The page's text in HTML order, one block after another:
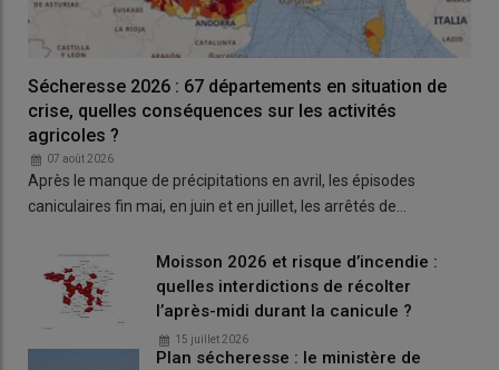
Sécheresse 2026 : 67 départements en situation de
crise, quelles conséquences sur les activités
agricoles ?
07 août 2026
Après le manque de précipitations en avril, les épisodes
caniculaires fin mai, en juin et en juillet, les arrêtés de…
Moisson 2026 et risque d’incendie :
quelles interdictions de récolter
l’après-midi durant la canicule ?
15 juillet 2026
Plan sécheresse : le ministère de